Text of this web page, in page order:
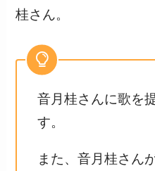
桂さん。
音月桂さんに歌を
す。
また、音月桂さん